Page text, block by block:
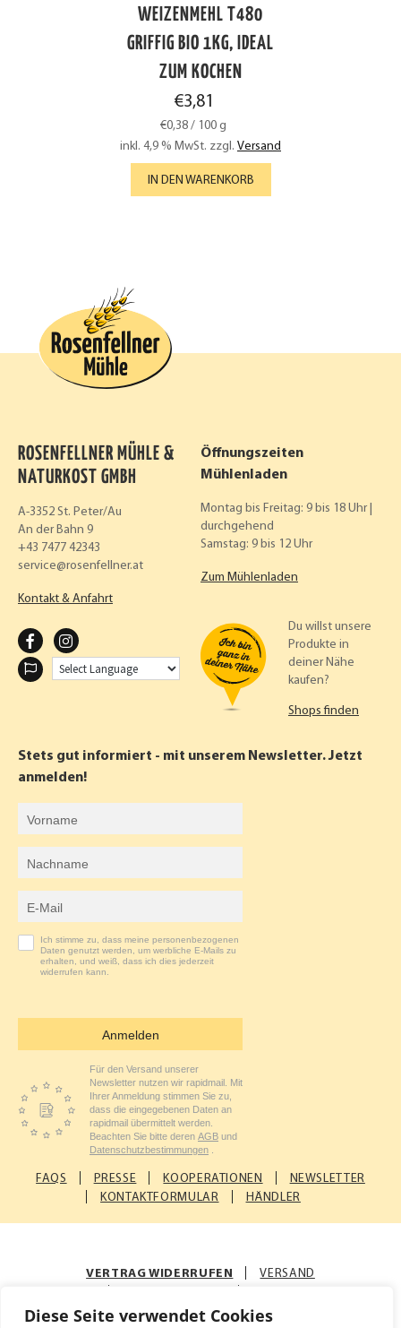
Diese Seite verwendet Cookies
WEIZENMEHL T480
GRIFFIG BIO 1KG, IDEAL
ZUM KOCHEN
€3,81
€0,38 / 100 g
inkl. 4,9 % MwSt. zzgl. Versand
IN DEN WARENKORB
ROSENFELLNER MÜHLE &
NATURKOST GMBH
A-3352 St. Peter/Au
An der Bahn 9
+43 7477 42343
service
rosenfellner.at
Kontakt & Anfahrt
F
O
O
N
A
G
R
Öffnungszeiten
Mühlenladen
Montag bis Freitag: 9 bis 18 Uhr |
durchgehend
Samstag: 9 bis 12 Uhr
Zum Mühlenladen
Du willst unsere
Produkte in
deiner Nähe
kaufen?
Shops finden
Stets gut informiert - mit unserem Newsletter. Jetzt
anmelden!
Ich stimme zu, dass meine personenbezogenen
Daten genutzt werden, um werbliche E-Mails zu
erhalten, und weiß, dass ich dies jederzeit
widerrufen kann.
Anmelden
Für den Versand unserer
Newsletter nutzen wir rapidmail. Mit
Ihrer Anmeldung stimmen Sie zu,
dass die eingegebenen Daten an
rapidmail übermittelt werden.
Beachten Sie bitte deren AGB und
Datenschutzbestimmungen
FAQS PRESSE KOOPERATIONEN
NEWSLETTER
KONTAKTFORMULAR
HÄNDLER
VERTRAG WIDERRUFEN
VERSAND